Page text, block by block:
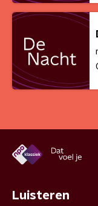
Luisteren